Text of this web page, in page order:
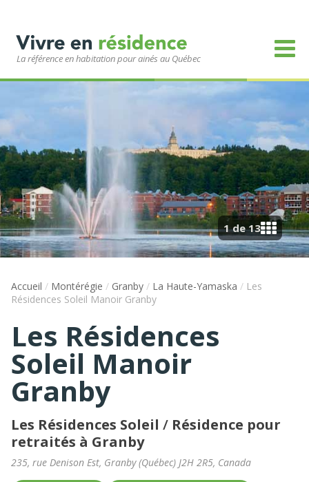
La référence en habitation pour ainés au Québec
1 de 13
Accueil / Montérégie / Granby / La Haute-Yamaska / Les
Résidences Soleil Manoir Granby
Les Résidences
Soleil Manoir
Granby
Les Résidences Soleil / Résidence pour
retraités à Granby
235, rue Denison Est, Granby(Québec) J2H 2R5, Canada